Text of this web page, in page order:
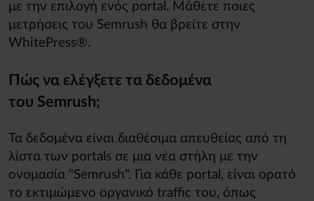
με την επιλογή ενός portal. Μάθετε ποιες
μετρήσεις του Semrush θα βρείτε στην
WhitePress®.
Πώς να ελέγξετε τα δεδομένα
του Semrush;
Τα δεδομένα είναι διαθέσιμα απευθείας από τη
λίστα των portals σε μια νέα στήλη με την
ονομασία "Semrush". Για κάθε portal, είναι ορατό
το εκτιμώμενο οργανικό traffic του, όπως